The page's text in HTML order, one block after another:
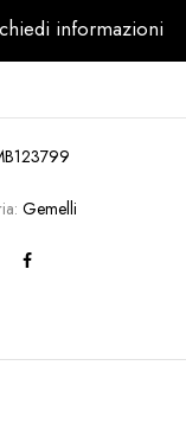
informazioni
Gemelli